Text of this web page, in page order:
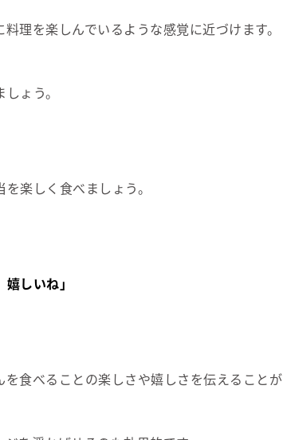
理を楽しんでいるような感覚に近づけます。
ょう。
楽しく食べましょう。
しいね」
食べることの楽しさや嬉しさを伝えることが